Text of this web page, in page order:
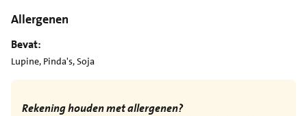
Allergenen
Bevat:
Lupine, Pinda's, Soja
Rekening houden met allergenen?